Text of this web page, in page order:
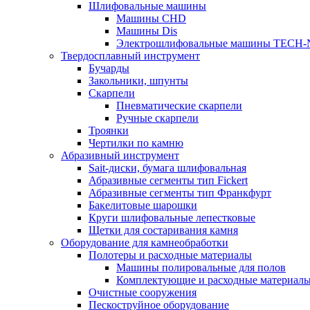
Шлифовальные машины
Машины CHD
Машины Dis
Электрошлифовальные машины TECH-
Твердосплавный инструмент
Бучарды
Закольники, шпунты
Скарпели
Пневматические скарпели
Ручные скарпели
Троянки
Чертилки по камню
Абразивный инструмент
Sait-диски, бумага шлифовальная
Абразивные сегменты тип Fickert
Абразивные сегменты тип Франкфурт
Бакелитовые шарошки
Круги шлифовальные лепестковые
Щетки для состаривания камня
Оборудование для камнеобработки
Полотеры и расходные материалы
Машины полировальные для полов
Комплектующие и расходные
Очистные сооружения
Пескоструйное оборудование